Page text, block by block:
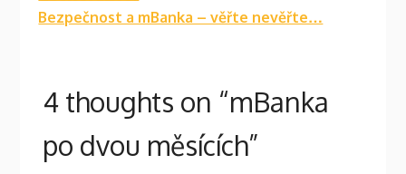
Bezpečnost a mBanka – věřte nevěřte…
4 thoughts on “mBanka
po dvou měsících”